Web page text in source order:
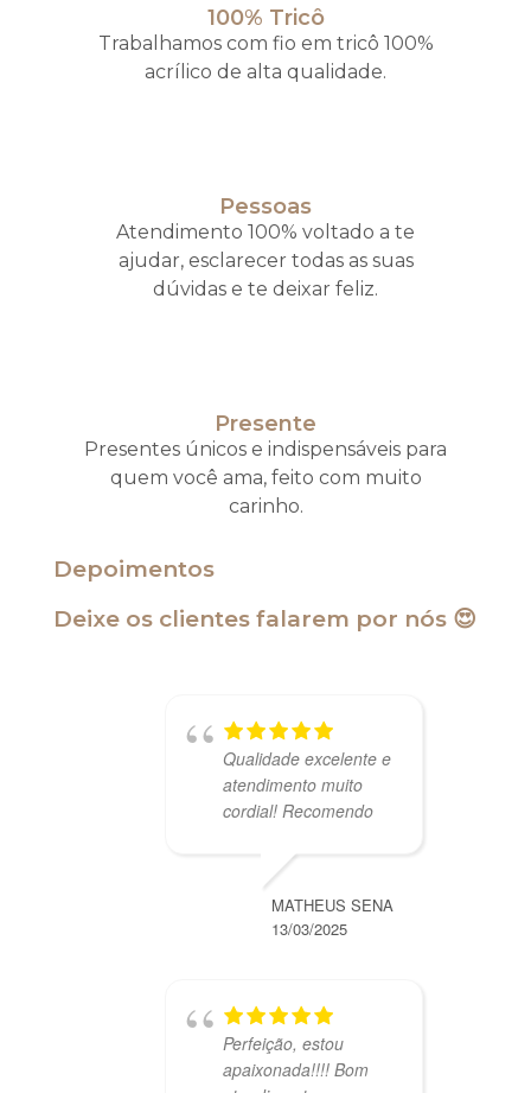
100% Tricô
Trabalhamos com fio em tricô 100%
acrílico de alta qualidade.
Pessoas
Atendimento 100% voltado a te
ajudar, esclarecer todas as suas
dúvidas e te deixar feliz.
Presente
Presentes únicos e indispensáveis para
quem você ama, feito com muito
carinho.
Depoimentos
Deixe os clientes falarem por nós 😍
Qualidade excelente e
atendimento muito
cordial! Recomendo
MATHEUS SENA
13/03/2025
Perfeição, estou
apaixonada!!!! Bom